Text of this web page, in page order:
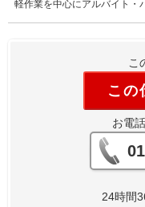
軽作業を中心にアルバイト・
こ
この
お電
24時間